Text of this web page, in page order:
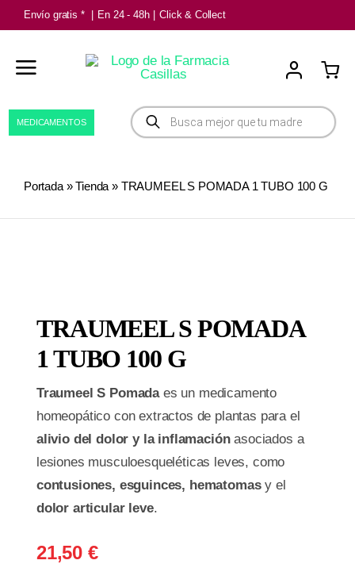
Saltar
al
contenido
Envío gratis * En 24 - 48h Click & Collect
Búsqueda
de
productos
MEDICAMENTOS
Portada»Tienda » TRAUMEEL S POMADA 1 TUBO 100 G
TRAUMEEL S POMADA
1 TUBO 100 G
Traumeel S Pomadaes un medicamento
homeopático con extractos de plantas para el
alivio del dolor y la inflamaciónasociados a
lesiones musculoesqueléticas leves, como
contusiones, esguinces, hematomasy el
dolor articular leve.
21,50 €